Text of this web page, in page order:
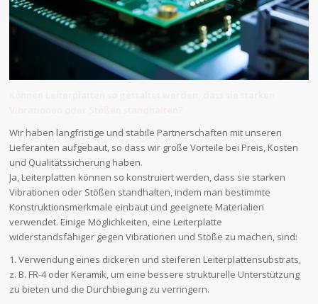
Wir haben langfristige und stabile Partnerschaften mit unseren
Lieferanten aufgebaut, so dass wir große Vorteile bei Preis, Kosten
und Qualitätssicherung haben.
Ja, Leiterplatten können so konstruiert werden, dass sie starken
Vibrationen oder Stößen standhalten, indem man bestimmte
Konstruktionsmerkmale einbaut und geeignete Materialien
verwendet. Einige Möglichkeiten, eine Leiterplatte
widerstandsfähiger gegen Vibrationen und Stöße zu machen, sind:
1. Verwendung eines dickeren und steiferen Leiterplattensubstrats,
z. B. FR-4 oder Keramik, um eine bessere strukturelle Unterstützung
zu bieten und die Durchbiegung zu verringern.